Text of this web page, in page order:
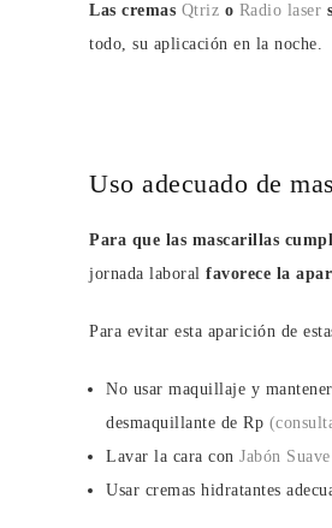
Las cremas Qtriz o Radio laser
todo, su aplicación en la noche.
Uso adecuado de
Para que las mascarillas
jornada laboral favorece la
Para evitar esta aparición de
No usar maquillaje y
desmaquillante de Rp
Lavar la cara con Jabón
Usar cremas hidratantes